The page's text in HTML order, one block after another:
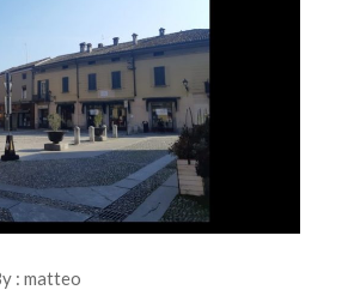
: matteo